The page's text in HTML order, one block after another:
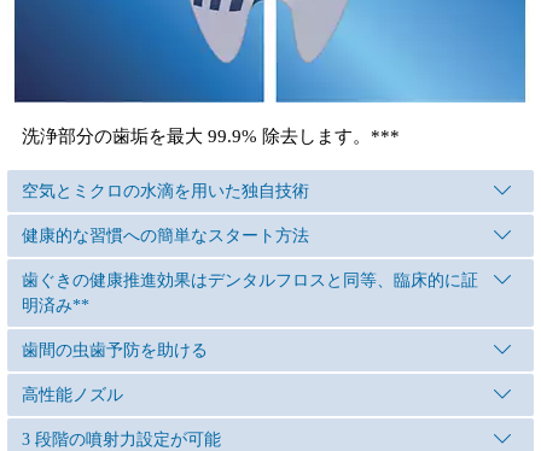
洗浄部分の歯垢を最大 99.9% 除去します。***
空気とミクロの水滴を用いた独自技術
健康的な習慣への簡単なスタート方法
歯ぐきの健康推進効果はデンタルフロスと同等、臨床的に証
明済み**
歯間の虫歯予防を助ける
高性能ノズル
3 段階の噴射力設定が可能